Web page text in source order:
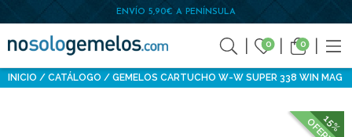
ENVÍO 5,90€ A PENÍNSULA
0 0
INICIO CATÁLOGO GEMELOS CARTUCHO W-W SUPER 338 WIN MAG
15%